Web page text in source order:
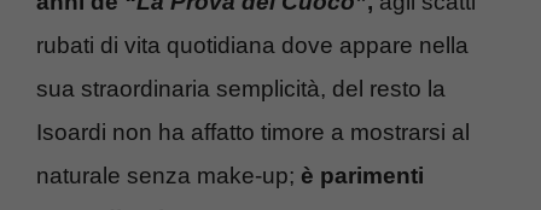
rubati di vita quotidiana dove appare nella
sua straordinaria semplicità, del resto la
Isoardi non ha affatto timore a mostrarsi al
naturale senza make-up; è parimenti